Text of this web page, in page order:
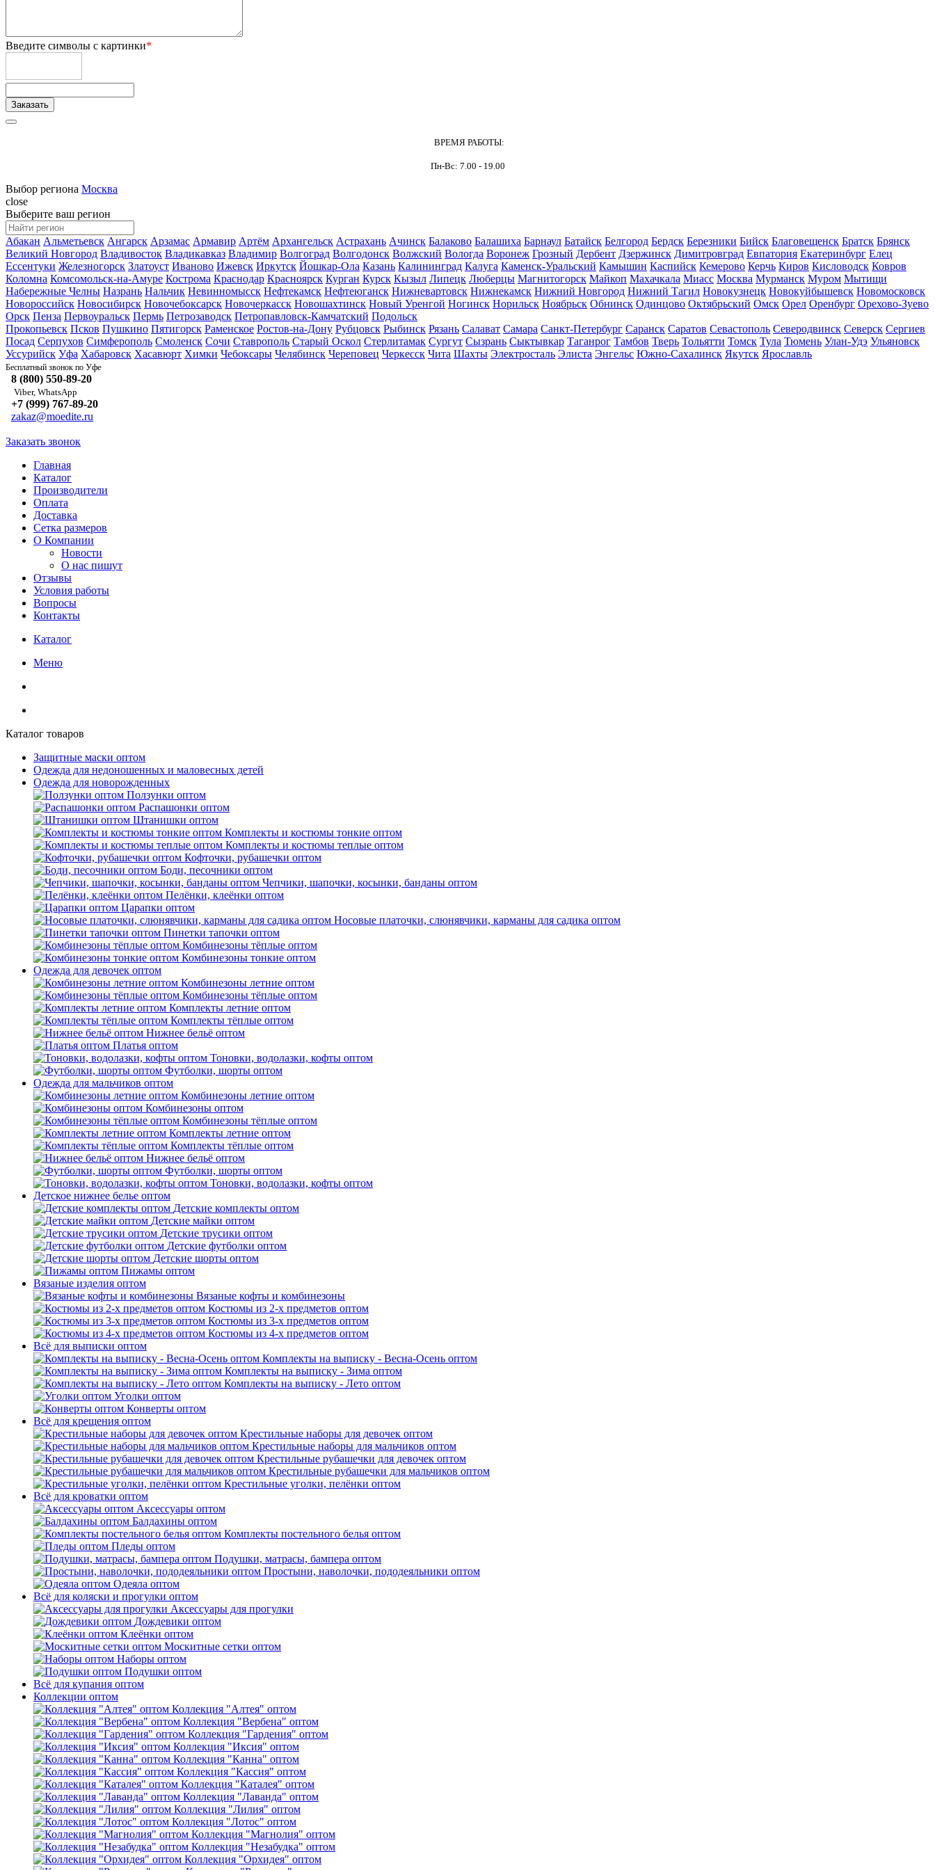
Введите символы с картинки*
ВРЕМЯ РАБОТЫ:
Пн-Вс: 7.00 - 19.00
Выбор региона Москва
close
Выберите ваш регион
Абакан Альметьевск Ангарск Арзамас Армавир Артём Архангельск Астрахань Ачинск Балаково Балашиха Барнаул Батайск Белгород Бердск Березники Бийск Благовещенск Братск Брянск
Великий Новгород Владивосток Владикавказ Владимир Волгоград Волгодонск Волжский Вологда Воронеж Грозный Дербент Дзержинск Димитровград Евпатория Екатеринбург Елец
Ессентуки Железногорск Златоуст Иваново Ижевск Иркутск Йошкар-Ола Казань Калининград Калуга Каменск-Уральский Камышин Каспийск Кемерово Керчь Киров Кисловодск Ковров
Коломна Комсомольск-на-Амуре Кострома Краснодар Красноярск Курган Курск Кызыл Липецк Люберцы Магнитогорск Майкоп Махачкала Миасс Москва Мурманск Муром Мытищи
Набережные Челны Назрань Нальчик Невинномысск Нефтекамск Нефтеюганск Нижневартовск Нижнекамск Нижний Новгород Нижний Тагил Новокузнецк Новокуйбышевск Новомосковск
Новороссийск Новосибирск Новочебоксарск Новочеркасск Новошахтинск Новый Уренгой Ногинск Норильск Ноябрьск Обнинск Одинцово Октябрьский Омск Орел Оренбург Орехово-Зуево
Орск Пенза Первоуральск Пермь Петрозаводск Петропавловск-Камчатский Подольск
Прокопьевск Псков Пушкино Пятигорск Раменское Ростов-на-Дону Рубцовск Рыбинск Рязань Салават Самара Санкт-Петербург Саранск Саратов Севастополь Северодвинск Северск Сергиев
Посад Серпухов Симферополь Смоленск Сочи Ставрополь Старый Оскол Стерлитамак Сургут Сызрань Сыктывкар Таганрог Тамбов Тверь Тольятти Томск Тула Тюмень Улан-Удэ Ульяновск
Уссурийск Уфа Хабаровск Хасавюрт Химки Чебоксары Челябинск Череповец Черкесск Чита Шахты Электросталь Элиста Энгельс Южно-Сахалинск Якутск Ярославль
Бесплатный звонок по Уфе
8 (800) 550-89-20
Viber, WhatsApp
+7 (999) 767-89-20
zakaz@moedite.ru
Заказать звонок
Главная
Каталог
Производители
Оплата
Доставка
Сетка размеров
О Компании
Новости
О нас пишут
Отзывы
Условия работы
Вопросы
Контакты
Каталог
Меню
Каталог товаров
Защитные маски оптом
Одежда для недоношенных и маловесных детей
Одежда для новорожденных
Ползунки оптом
Распашонки оптом
Штанишки оптом
Комплекты и костюмы тонкие оптом
Комплекты и костюмы теплые оптом
Кофточки, рубашечки оптом
Боди, песочники оптом
Чепчики, шапочки, косынки, банданы оптом
Пелёнки, клеёнки оптом
Царапки оптом
Носовые платочки, слюнявчики, карманы для садика оптом
Пинетки тапочки оптом
Комбинезоны тёплые оптом
Комбинезоны тонкие оптом
Одежда для девочек оптом
Комбинезоны летние оптом
Комбинезоны тёплые оптом
Комплекты летние оптом
Комплекты тёплые оптом
Нижнее бельё оптом
Платья оптом
Тоновки, водолазки, кофты оптом
Футболки, шорты оптом
Одежда для мальчиков оптом
Комбинезоны летние оптом
Комбинезоны оптом
Комбинезоны тёплые оптом
Комплекты летние оптом
Комплекты тёплые оптом
Нижнее бельё оптом
Футболки, шорты оптом
Тоновки, водолазки, кофты оптом
Детское нижнее белье оптом
Детские комплекты оптом
Детские майки оптом
Детские трусики оптом
Детские футболки оптом
Детские шорты оптом
Пижамы оптом
Вязаные изделия оптом
Вязаные кофты и комбинезоны
Костюмы из 2-х предметов оптом
Костюмы из 3-х предметов оптом
Костюмы из 4-х предметов оптом
Всё для выписки оптом
Комплекты на выписку - Весна-Осень оптом
Комплекты на выписку - Зима оптом
Комплекты на выписку - Лето оптом
Уголки оптом
Конверты оптом
Всё для крещения оптом
Крестильные наборы для девочек оптом
Крестильные наборы для мальчиков оптом
Крестильные рубашечки для девочек оптом
Крестильные рубашечки для мальчиков оптом
Крестильные уголки, пелёнки оптом
Всё для кроватки оптом
Аксессуары оптом
Балдахины оптом
Комплекты постельного белья оптом
Пледы оптом
Подушки, матрасы, бампера оптом
Простыни, наволочки, пододеяльники оптом
Одеяла оптом
Всё для коляски и прогулки оптом
Аксессуары для прогулки
Дождевики оптом
Клеёнки оптом
Москитные сетки оптом
Наборы оптом
Подушки оптом
Всё для купания оптом
Коллекции оптом
Коллекция "Алтея" оптом
Коллекция "Вербена" оптом
Коллекция "Гардения" оптом
Коллекция "Иксия" оптом
Коллекция "Канна" оптом
Коллекция "Кассия" оптом
Коллекция "Каталея" оптом
Коллекция "Лаванда" оптом
Коллекция "Лилия" оптом
Коллекция "Лотос" оптом
Коллекция "Магнолия" оптом
Коллекция "Незабудка" оптом
Коллекция "Орхидея" оптом